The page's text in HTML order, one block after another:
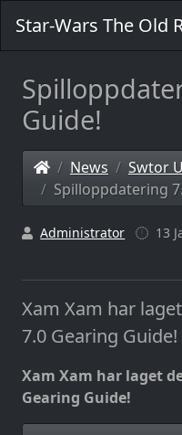
Star-Wars The Old
Guide!
News
Swtor
Spilloppdatering
Administrator
13
Xam Xam har
7.0 Gearing Guide!
Xam Xam har laget
Gearing Guide!